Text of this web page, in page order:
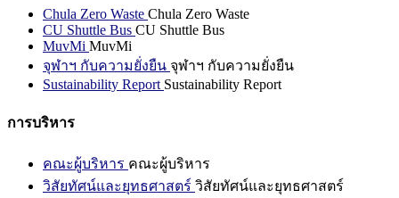
Chula Zero Waste Chula Zero Waste
CU Shuttle Bus CU Shuttle Bus
MuvMi MuvMi
จุฬาฯ กับความยั่งยืน จุฬาฯ กับความยั่งยืน
Sustainability Report Sustainability Report
การบริหาร
คณะผู้บริหาร คณะผู้บริหาร
วิสัยทัศน์และยุทธศาสตร์ วิสัยทัศน์และยุทธศาสตร์